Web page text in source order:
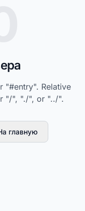
"#entry". Relative
"/", "./", or "../".
главную